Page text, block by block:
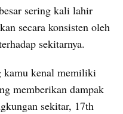
sering kali lahir
secara konsisten oleh
sekitarnya.
kamu kenal memiliki
memberikan dampak
sekitar, 17th